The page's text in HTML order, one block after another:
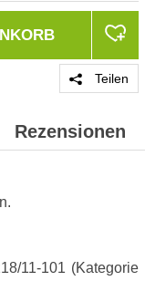
Teilen
Rezensionen
11-101 (Kategorie